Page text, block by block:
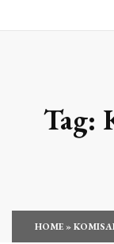
Tag:
HOME»